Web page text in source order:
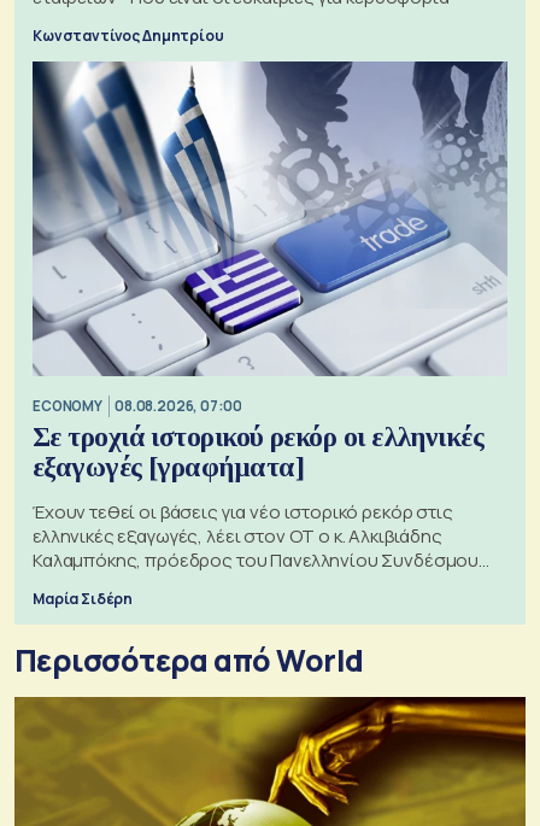
Κωνσταντίνος Δημητρίου
ECONOMY 08.08.2026, 07:00
Σε τροχιά ιστορικού ρεκόρ οι ελληνικές
εξαγωγές [γραφήματα]
Έχουν τεθεί οι βάσεις για νέο ιστορικό ρεκόρ στις
ελληνικές εξαγωγές, λέει στον ΟΤ ο κ. Αλκιβιάδης
Καλαμπόκης, πρόεδρος του Πανελληνίου Συνδέσμου
Εξαγωγέων
Μαρία Σιδέρη
Περισσότερα από World